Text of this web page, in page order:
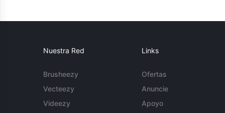
Nuestra Red
Brusheezy
Vecteezy
Videezy
Links
Ofertas
Anuncie
Apoyo